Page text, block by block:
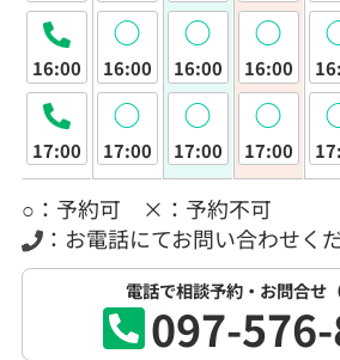
16:00
17:00
◯
16:00
◯
17:00
◯
16:00
◯
17:00
◯
16:00
◯
17:00
○：予約可 ×：予約不可
：お電話にてお問い合わせく
電話で相談予約・お問合せ
097-